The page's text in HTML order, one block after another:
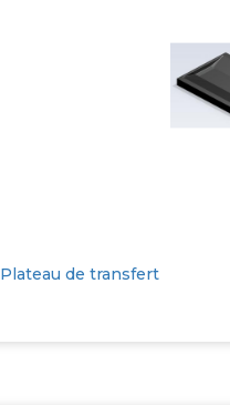
Plateau de transfert